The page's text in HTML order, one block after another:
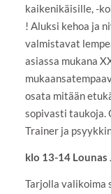
kaikenikäisille, -
! Aluksi kehoa ja
valmistavat
asiassa mukana
osata mitään
sopivasti taukoja.
Trainer ja
klo 13-14
Tarjolla valikoima